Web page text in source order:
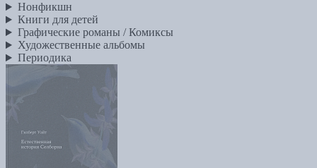
Нонфикшн
Книги для детей
Графические романы / Комиксы
Художественные альбомы
Периодика